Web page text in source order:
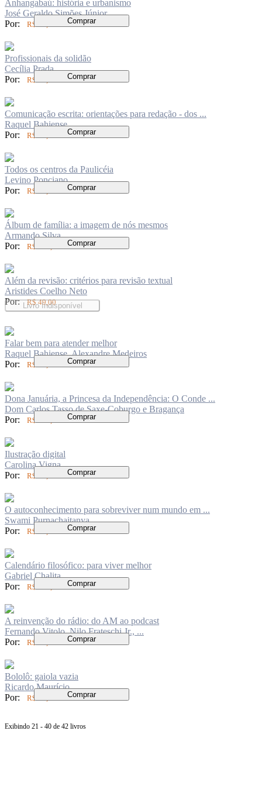
Anhangabaú: história e urbanismo
José Geraldo Simões Júnior
Por:
R$ 83,00 Comprar
Profissionais da solidão
Cecília Prada
Por:
R$ 94,00 Comprar
Comunicação escrita: orientações para redação - dos ...
Raquel Bahiense
Por:
R$ 62,00 Comprar
Todos os centros da Paulicéia
Levino Ponciano
Por:
R$ 94,00 Comprar
Álbum de família: a imagem de nós mesmos
Armando Silva
Por:
R$ 148,00 Comprar
Além da revisão: critérios para revisão textual
Aristides Coelho Neto
Por:
R$ 49,00
Livro Indisponível
Falar bem para atender melhor
Raquel Bahiense, Alexandre Medeiros
Por:
R$ 74,00 Comprar
Dona Januária, a Princesa da Independência: O Conde ...
Dom Carlos Tasso de Saxe-Coburgo e Bragança
Por:
R$ 104,00 Comprar
Ilustração digital
Carolina Vigna
Por:
R$ 84,00 Comprar
O autoconhecimento para sobreviver num mundo em ...
Swami Purnachaitanya
Por:
R$ 84,00 Comprar
Calendário filosófico: para viver melhor
Gabriel Chalita
Por:
R$ 140,00 Comprar
A reinvenção do rádio: do AM ao podcast
Fernando Vitolo, Nilo Frateschi Jr., ...
Por:
R$ 60,00 Comprar
Bololô: gaiola vazia
Ricardo Maurício
Por:
R$ 59,00 Comprar
Exibindo 21 - 40 de 42 livros